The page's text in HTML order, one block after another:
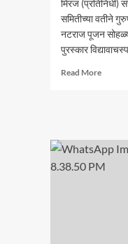
मिरज (प्रतिनिधी)
समितीच्या वतीने
नटराज पूजन
पुरस्कार
Read MoreRead
अभ्यंकर
यांना